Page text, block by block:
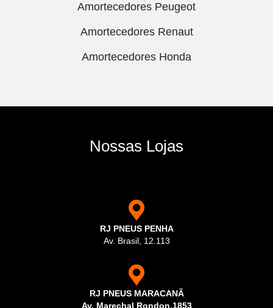
Amortecedores Peugeot
Amortecedores Renaut
Amortecedores Honda
Nossas Lojas
RJ PNEUS PENHA
Av. Brasil, 12.113
RJ PNEUS MARACANÃ
Av. Marechal Rondon,1853